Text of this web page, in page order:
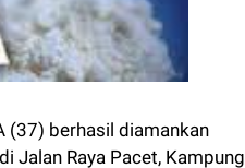
(37) berhasil diamankan
Jalan Raya Pacet, Kampung